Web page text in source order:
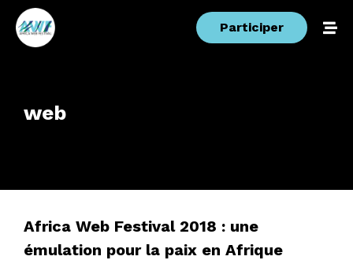
Participer
web
Africa Web Festival 2018 : une
émulation pour la paix en Afrique